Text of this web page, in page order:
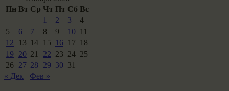
Пн Вт Ср Чт Пт Сб Вс
1
2 3
4
5
6 7 8 9 10
11
12
13 14 15 16 17 18
19
20 21 22 23 24 25
26 27 28 29 30 31
« Дек
Фев »